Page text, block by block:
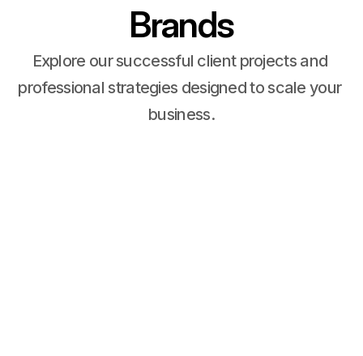
Brands
Explore our successful client projects and
professional strategies designed to scale your
business.